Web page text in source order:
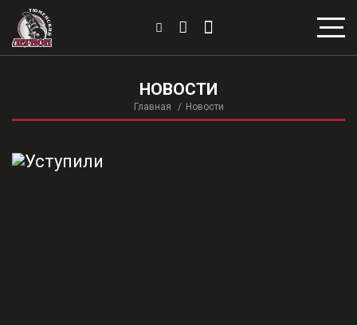
НОВОСТИ
Главная Новости